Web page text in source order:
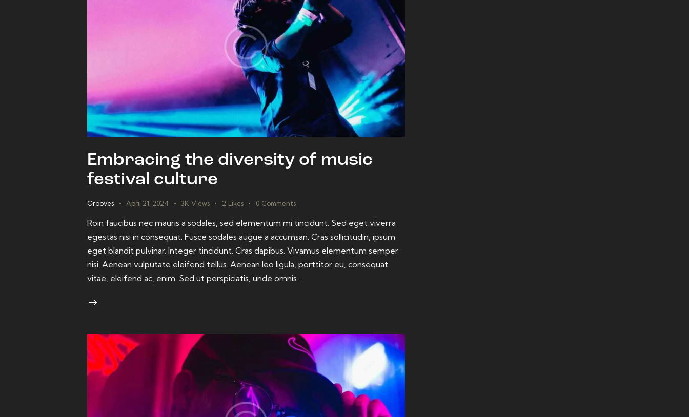
Embracing the diversity of music
festival culture
Grooves April 21, 2024 3K Views 2 Likes 0 Comments
Roin faucibus nec mauris a sodales, sed elementum mi tincidunt. Sed eget viverra
egestas nisi in consequat. Fusce sodales augue a accumsan. Cras sollicitudin, ipsum
eget blandit pulvinar. Integer tincidunt. Cras dapibus. Vivamus elementum semper
nisi. Aenean vulputate eleifend tellus. Aenean leo ligula, porttitor eu, consequat
vitae, eleifend ac, enim. Sed ut perspiciatis, unde omnis…